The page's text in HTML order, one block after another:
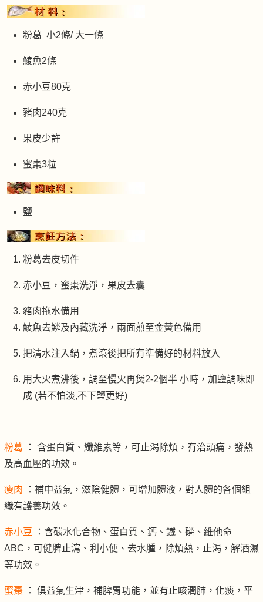
粉葛 小2條/ 大一條
鯪魚2條
赤小豆80克
豬肉240克
果皮少許
蜜棗3粒
鹽
粉葛去皮切件
赤小豆，蜜棗洗淨，果皮去囊
豬肉拖水備用
鯪魚去鱗及內藏洗淨，兩面煎至金黃色備用
把清水注入鍋，煮滾後把所有準備好的材料放入
用大火煮沸後，調至慢火再煲2-2個半 小時，加鹽調味即
成 (若不怕淡,不下鹽更好)
粉葛
： 含蛋白質、纖維素等，可止渴除煩，有治頭痛，發熱
及高血壓的功效。
瘦肉 ：補中益氣，滋陰健體，可增加體液，對人體的各個組
織有護養功效。
赤小豆
：含碳水化合物、蛋白質、鈣、鐵、磷、維他命
ABC，可健脾止瀉、利小便、去水腫，除煩熱，止渴，解酒濕
等功效。
蜜棗 ： 俱益氣生津，補脾胃功能，並有止咳潤肺，化痰，平